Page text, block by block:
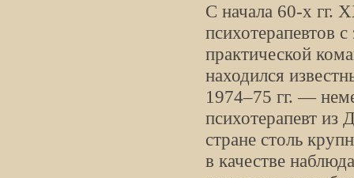
С начала 60-х гг.
психотерапевтов
практической
находился
1974–75 гг. —
психотерапевт
стране столь
в качестве